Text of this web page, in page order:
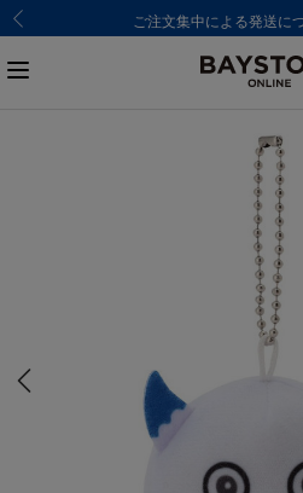
ご注文集中による発送に